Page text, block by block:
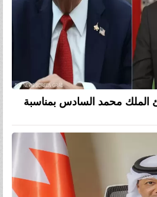
الملك محمد السادس بمناسبة